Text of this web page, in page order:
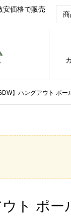
安価格で販売
SDW】ハングアウト ポ
ウト ポ